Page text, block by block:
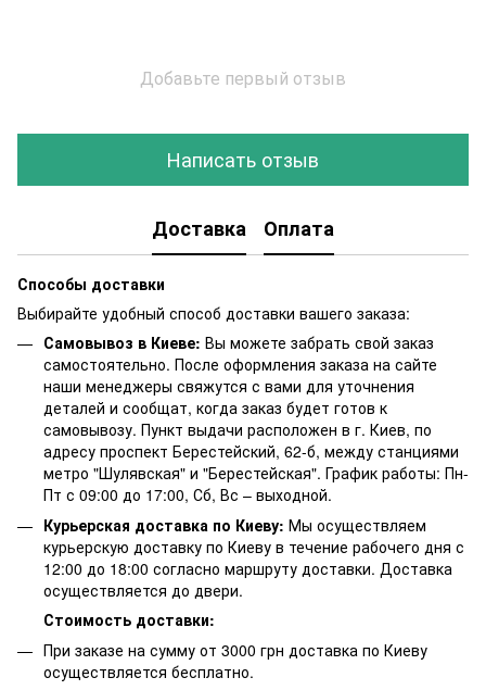
Добавьте первый отзыв
Написать отзыв
Доставка Оплата
Способы доставки
Выбирайте удобный способ доставки вашего заказа:
Самовывоз в Киеве: Вы можете забрать свой заказ
самостоятельно. После оформления заказа на сайте
наши менеджеры свяжутся с вами для уточнения
деталей и сообщат, когда заказ будет готов к
самовывозу. Пункт выдачи расположен в г. Киев, по
адресу проспект Берестейский, 62-б, между станциями
метро "Шулявская" и "Берестейская". График работы: Пн-
Пт с 09:00 до 17:00, Сб, Вс – выходной.
Курьерская доставка по Киеву: Мы осуществляем
курьерскую доставку по Киеву в течение рабочего дня с
12:00 до 18:00 согласно маршруту доставки. Доставка
осуществляется до двери.
Стоимость доставки:
При заказе на сумму от 3000 грн доставка по Киеву
осуществляется бесплатно.